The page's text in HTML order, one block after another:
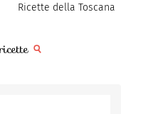
Ricette della Toscana